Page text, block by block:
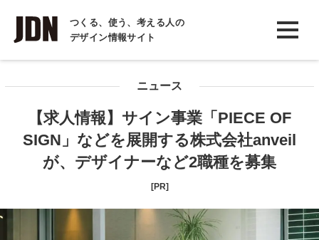
つくる、使う、考える人の
デザイン情報サイト
INTERVIEW
インタビュー
COLUMN
コラム
ニュース
【求人情報】サイン事業「PIECE OF
SIGN」などを展開する株式会社anveil
が、デザイナーなど2職種を募集
[PR]